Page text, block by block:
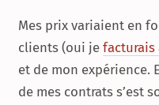
Mes prix variaient en
clients (oui je facturais
et de mon expérience.
de mes contrats s’est